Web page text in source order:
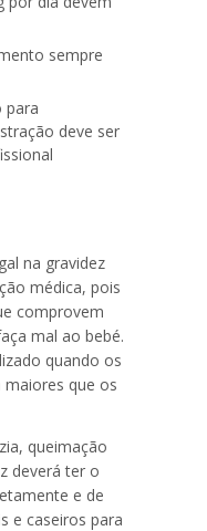
sempre
para
deve ser
na gravidez
médica, pois
comprovem
mal ao bebé.
quando os
que os
queimação
deverá ter o
e de
e caseiros para